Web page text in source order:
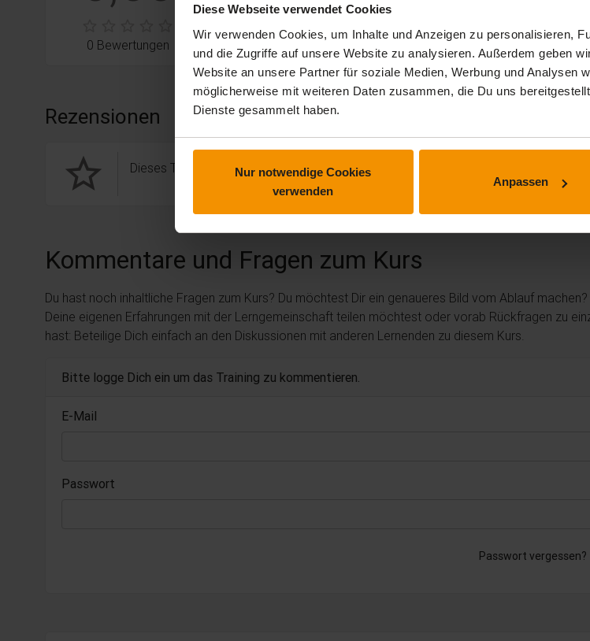
Diese Webseite verwendet Cookies
Wir verwenden Cookies, um Inhalte und Anzeigen zu personalisieren,
und die Zugriffe auf unsere Website zu analysieren. Außerdem geben
Website an unsere Partner für soziale Medien, Werbung und Analysen
möglicherweise mit weiteren Daten zusammen, die Du uns
Dienste gesammelt haben.
Nur notwendige Cookies
verwenden
Anpassen
0 Bewertungen
2 stars: 0
Bewertungen
1stars: 0
Bewertungen
Rezensionen
star_border Dieses Training hat noch keine Rezension erhalten.
Kommentare und Fragen zum Kurs
Du hast noch inhaltliche Fragen zum Kurs? Du möchtest Dir ein genaueres Bild vom Ablauf machen?
Deine eigenen Erfahrungen mit der Lerngemeinschaft teilen möchtest oder vorab Rückfragen zu
hast: Beteilige Dich einfach an den Diskussionen mit anderen Lernenden zu diesem Kurs.
Bitte logge Dich ein um das Training zu kommentieren.
E-Mail
Passwort
Passwort vergessen?